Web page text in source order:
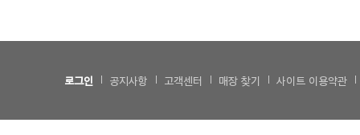
로그인 공지사항 고객센터 매장 찾기 사이트 이용약관